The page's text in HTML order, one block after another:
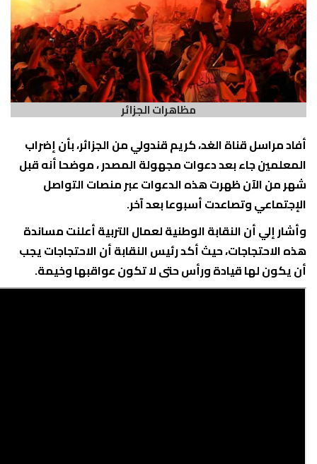
مظاهرات الجزائر
أفاد مراسل قناة الغد، كريم قندولي من الجزائر، بأن إضراب
المعلمين جاء بعد دعوات مجهولة المصدر ، موضحا أنه قبل
شهر من الآن ظهرت هذه الدعوات عبر منصات التواصل
الإجتماعي وتصاعدت أسبوعا بعد آخر.
وأشار إلي أن النقابة الوطنية لعمال التربية أعلنت مساندة
هذه الاحتجاجات، حيث أكد رئيس النقابة أن الاحتجاجات يجب
أن يكون لها قيادة ورأس حتى لا تكون عواقبها وخيمة.